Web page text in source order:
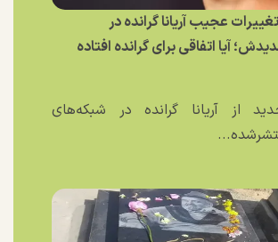
عجیب آریانا گرانده در
آیا اتفاقی برای گرانده افتاده
از آریانا گرانده در شبکه‌های